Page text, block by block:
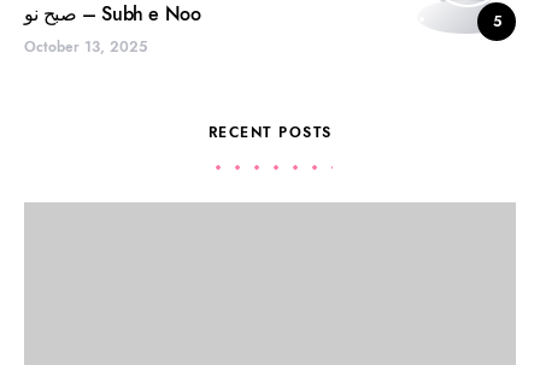
5 صبح نو – Subh e Noo
October 13, 2025
RECENT POSTS